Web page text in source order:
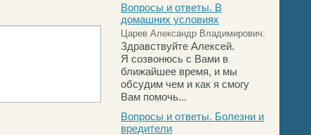
Вопросы и ответы. В
домашних условиях
Царев Александр Владимирович:
Здравствуйте Алексей.
Я созвонюсь с Вами в
ближайшее время, и мы
обсудим чем и как я смогу
Вам помочь...
Вопросы и ответы. Болезни и
вредители